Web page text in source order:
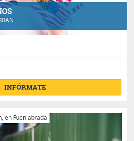
INFÓRMATE
en Fuenlabrada